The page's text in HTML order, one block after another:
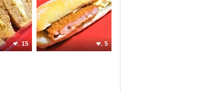
15 5